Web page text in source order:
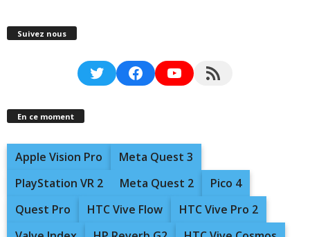
Suivez nous
TwitterFacebookYouTubeRSS Feed
En ce moment
Apple Vision Pro
Meta Quest 3
PlayStation VR 2
Meta Quest 2
Pico 4
Quest Pro
HTC Vive Flow
HTC Vive Pro 2